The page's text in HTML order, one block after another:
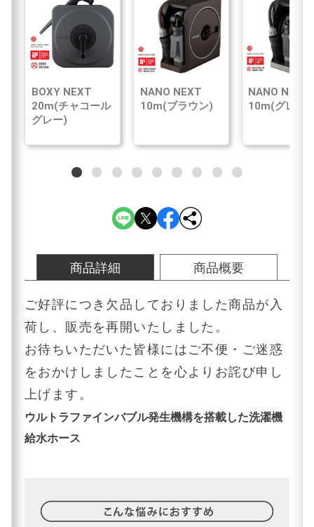
BOXY NEXT
20m(チャコール
グレー)
NANO NEXT
10m(ブラウン)
NANO NEXT
10m(グレー)
商品詳細 商品概要
ご好評につき欠品しておりました商品が入
荷し、販売を再開いたしました。
お待ちいただいた皆様にはご不便・ご迷惑
をおかけしましたことを心よりお詫び申し
上げます。
ウルトラファインバブル発生機構を搭載した洗濯機
給水ホース